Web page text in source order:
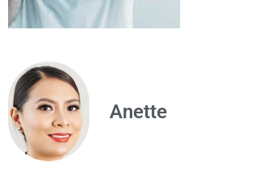
Anette